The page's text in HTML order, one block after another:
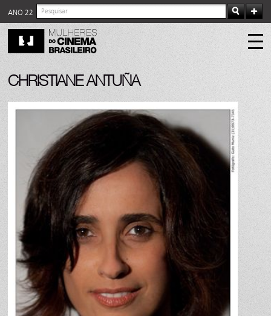
ANO 22
CHRISTIANE ANTUÑA